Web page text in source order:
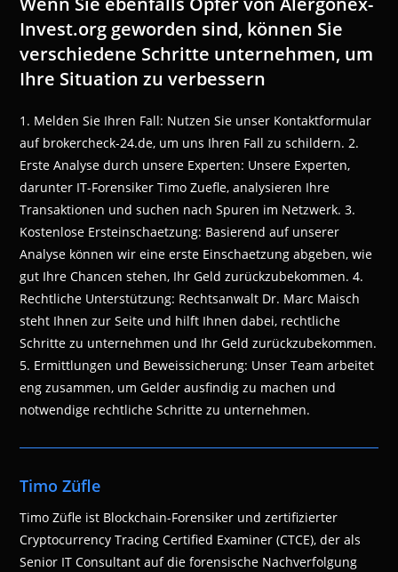
Invest.org geworden sind, können Sie
verschiedene Schritte unternehmen, um
Ihre Situation zu verbessern
1. Melden Sie Ihren Fall: Nutzen Sie unser Kontaktformular
auf brokercheck-24.de, um uns Ihren Fall zu schildern. 2.
Erste Analyse durch unsere Experten: Unsere Experten,
darunter IT-Forensiker Timo Zuefle, analysieren Ihre
Transaktionen und suchen nach Spuren im Netzwerk. 3.
Kostenlose Ersteinschaetzung: Basierend auf unserer
Analyse können wir eine erste Einschaetzung abgeben, wie
gut Ihre Chancen stehen, Ihr Geld zurückzubekommen. 4.
Rechtliche Unterstützung: Rechtsanwalt Dr. Marc Maisch
steht Ihnen zur Seite und hilft Ihnen dabei, rechtliche
Schritte zu unternehmen und Ihr Geld zurückzubekommen.
5. Ermittlungen und Beweissicherung: Unser Team arbeitet
eng zusammen, um Gelder ausfindig zu machen und
notwendige rechtliche Schritte zu unternehmen.
Timo Züfle
Timo Züfle ist Blockchain-Forensiker und zertifizierter
Cryptocurrency Tracing Certified Examiner (CTCE), der als
Senior IT Consultant auf die forensische Nachverfolgung